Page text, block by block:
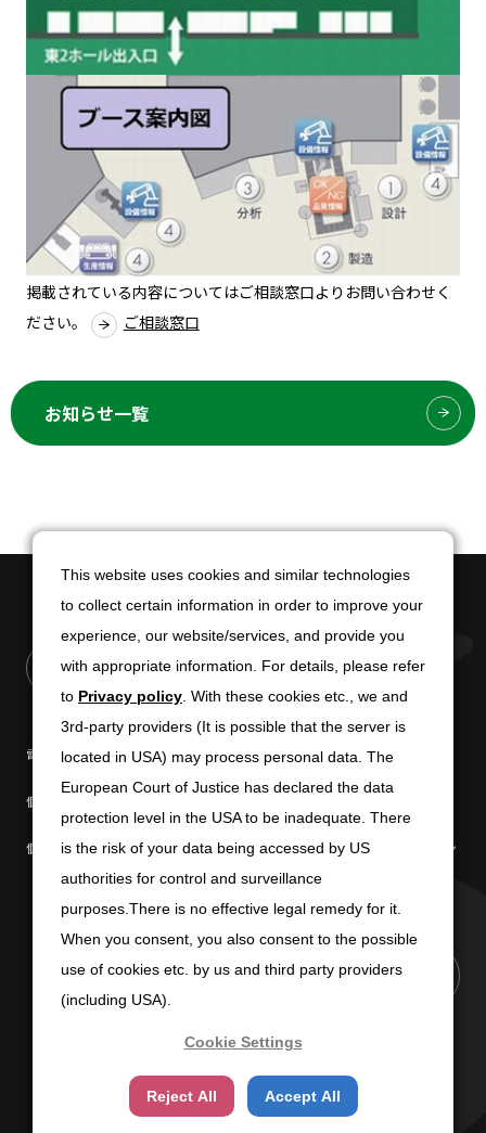
掲載されている内容についてはご相談窓口よりお問い合わせく
ださい。
ご相談窓口
お知らせ一覧
電子公告 免責条項
個人情報の取扱いについて
個人情報の共同利用について 商標使用に関するガイドライン
PAGE TOP
Copyright (C) 2025 SUN-WA TECHNOS CORPORATION
This website uses cookies and similar technologies
to collect certain information in order to improve your
experience, our website/services, and provide you
with appropriate information. For details, please refer
to Privacy policy . With these cookies etc., we and
3rd-party providers (It is possible that the server is
located in USA) may process personal data. The
European Court of Justice has declared the data
protection level in the USA to be inadequate. There
is the risk of your data being accessed by US
authorities for control and surveillance
purposes.There is no effective legal remedy for it.
When you consent, you also consent to the possible
use of cookies etc. by us and third party providers
(including USA).
Cookie Settings
Reject All Accept All
This website uses cookies and similar technologies
to collect certain information in order to improve your
experience, our website/services, and provide you
with appropriate information. For details, please refer
to Privacy policy . With these cookies etc., we and
3rd-party providers (It is possible that the server is
located in USA) may process personal data. The
European Court of Justice has declared the data
protection level in the USA to be inadequate. There
is the risk of your data being accessed by US
authorities for control and surveillance
purposes.There is no effective legal remedy for it.
When you consent, you also consent to the possible
use of cookies etc. by us and third party providers
(including USA).
Cookie Settings
Reject All Accept All